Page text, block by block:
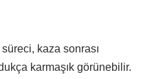
kaza sonrası
karmaşık görünebilir.